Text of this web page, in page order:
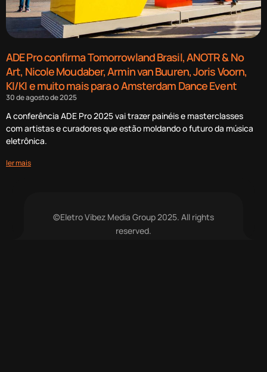
ADE Pro confirma Tomorrowland Brasil, ANOTR & No
Art, Nicole Moudaber, Armin van Buuren, Joris Voorn,
KI/KI e muito mais para o Amsterdam Dance Event
30 de agosto de 2025
A conferência ADE Pro 2025 vai trazer painéis e masterclasses
com artistas e curadores que estão moldando o futuro da música
eletrônica.
ler mais
©Eletro Vibez Media Group 2025. All rights
reserved.